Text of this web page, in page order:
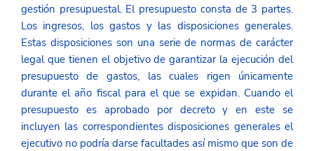
gestión presupuestal. El presupuesto consta de 3 partes.
Los ingresos, los gastos y las disposiciones generales.
Estas disposiciones son una serie de normas de carácter
legal que tienen el objetivo de garantizar la ejecución del
presupuesto de gastos, las cuales rigen únicamente
durante el año fiscal para el que se expidan. Cuando el
presupuesto es aprobado por decreto y en este se
incluyen las correspondientes disposiciones generales el
ejecutivo no podría darse facultades así mismo que son de